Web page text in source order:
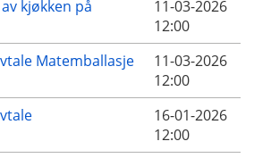
kjøkken på
11-03-2026
12:00
Matemballasje
11-03-2026
12:00
16-01-2026
12:00